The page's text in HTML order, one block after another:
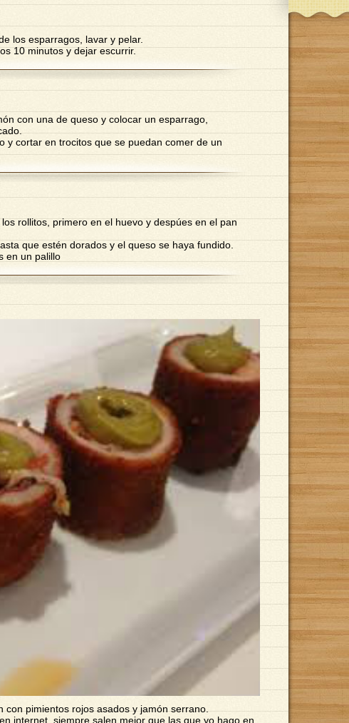
los esparragos, lavar y pelar.
10 minutos y dejar escurrir.
con una de queso y colocar un esparrago,
y cortar en trocitos que se puedan comer de un
rollitos, primero en el huevo y despúes en el pan
que estén dorados y el queso se haya fundido.
en un palillo
con pimientos rojos asados y jamón serrano.
internet, siempre salen mejor que las que yo hago en